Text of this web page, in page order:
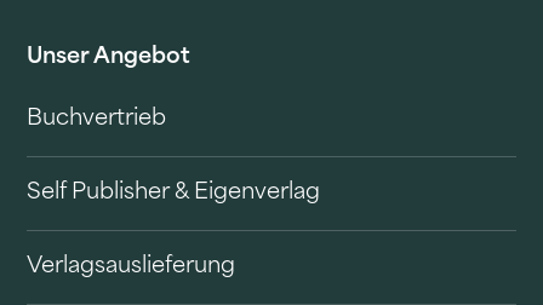
Unser Angebot
Buchvertrieb
Self Publisher & Eigenverlag
Verlagsauslieferung